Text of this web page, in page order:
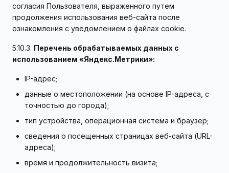
согласия Пользователя, выраженного путем
продолжения использования веб-сайта после
ознакомления с уведомлением о файлах cookie.
5.10.3. Перечень обрабатываемых данных с
использованием «Яндекс.Метрики»:
IP-адрес;
данные о местоположении (на основе IP-адреса, с
точностью до города);
тип устройства, операционная система и браузер;
сведения о посещенных страницах веб-сайта (URL-
адреса);
время и продолжительность визита;